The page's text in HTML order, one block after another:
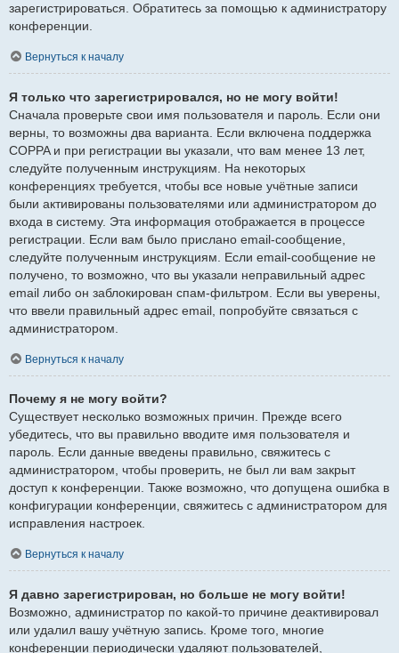
зарегистрироваться. Обратитесь за помощью к администратору
конференции.
Вернуться к началу
Я только что зарегистрировался, но не могу войти!
Сначала проверьте свои имя пользователя и пароль. Если они
верны, то возможны два варианта. Если включена поддержка
COPPA и при регистрации вы указали, что вам менее 13 лет,
следуйте полученным инструкциям. На некоторых
конференциях требуется, чтобы все новые учётные записи
были активированы пользователями или администратором до
входа в систему. Эта информация отображается в процессе
регистрации. Если вам было прислано email-сообщение,
следуйте полученным инструкциям. Если email-сообщение не
получено, то возможно, что вы указали неправильный адрес
email либо он заблокирован спам-фильтром. Если вы уверены,
что ввели правильный адрес email, попробуйте связаться с
администратором.
Вернуться к началу
Почему я не могу войти?
Существует несколько возможных причин. Прежде всего
убедитесь, что вы правильно вводите имя пользователя и
пароль. Если данные введены правильно, свяжитесь с
администратором, чтобы проверить, не был ли вам закрыт
доступ к конференции. Также возможно, что допущена ошибка в
конфигурации конференции, свяжитесь с администратором для
исправления настроек.
Вернуться к началу
Я давно зарегистрирован, но больше не могу войти!
Возможно, администратор по какой-то причине деактивировал
или удалил вашу учётную запись. Кроме того, многие
конференции периодически удаляют пользователей,